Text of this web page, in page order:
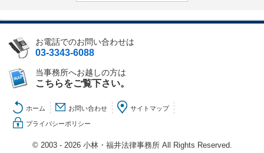
お電話でのお問い合わせは
03-3343-6088
当事務所へお越しの方は
こちらをご覧下さい。
ホーム お問い合わせ サイトマップ
プライバシーポリシー
© 2003 - 2026 小林・福井法律事務所 All Rights Reserved.